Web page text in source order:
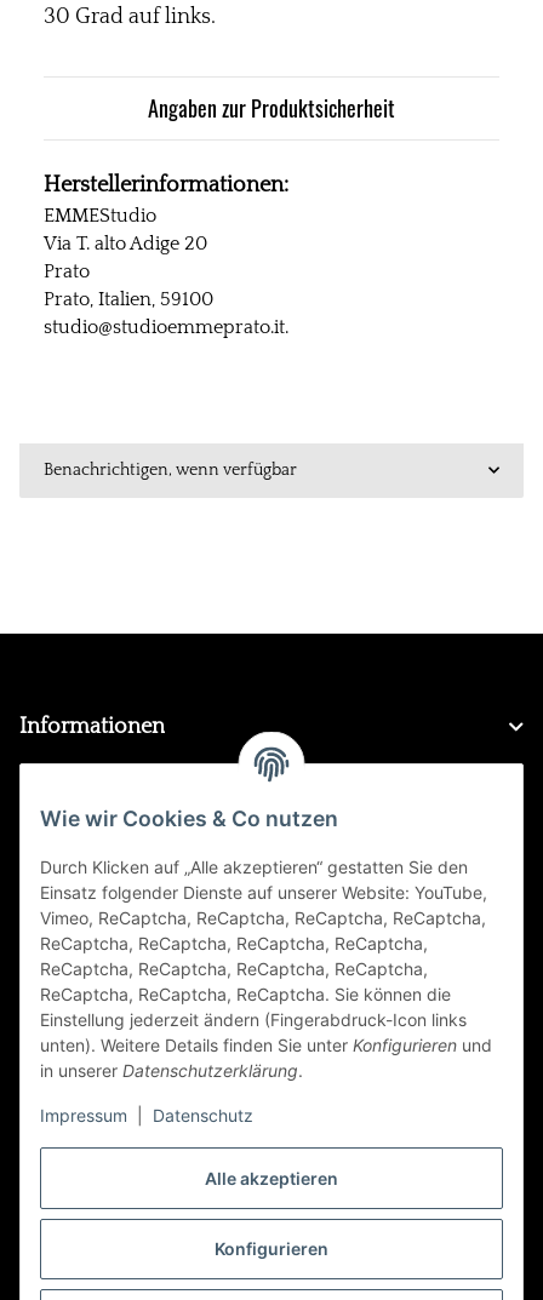
Alle akzeptieren
Konfigurieren
Wie wir Cookies & Co nutzen
Durch Klicken auf „Alle akzeptieren“ gestatten Sie den
Einsatz folgender Dienste auf unserer Website: YouTube,
Vimeo, ReCaptcha, ReCaptcha, ReCaptcha, ReCaptcha,
ReCaptcha, ReCaptcha, ReCaptcha, ReCaptcha,
ReCaptcha, ReCaptcha, ReCaptcha, ReCaptcha,
ReCaptcha, ReCaptcha, ReCaptcha. Sie können die
Einstellung jederzeit ändern (Fingerabdruck-Icon links
unten). Weitere Details finden Sie unter Konfigurieren und
in unserer Datenschutzerklärung.
Impressum Datenschutz
30 Grad auf links.
Angaben zur Produktsicherheit
Herstellerinformationen:
EMMEStudio
Via T. alto Adige 20
Prato
Prato, Italien, 59100
studio@studioemmeprato.it.
Benachrichtigen, wenn verfügbar
Informationen
FAQ
Zahlungsarten
Folge Uns